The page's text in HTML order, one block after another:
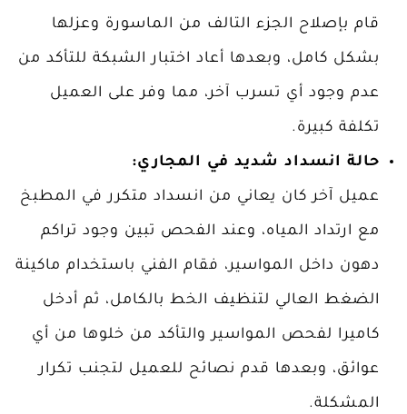
قام بإصلاح الجزء التالف من الماسورة وعزلها
بشكل كامل، وبعدها أعاد اختبار الشبكة للتأكد من
عدم وجود أي تسرب آخر، مما وفر على العميل
تكلفة كبيرة.
حالة انسداد شديد في المجاري:
عميل آخر كان يعاني من انسداد متكرر في المطبخ
مع ارتداد المياه، وعند الفحص تبين وجود تراكم
دهون داخل المواسير، فقام الفني باستخدام ماكينة
الضغط العالي لتنظيف الخط بالكامل، ثم أدخل
كاميرا لفحص المواسير والتأكد من خلوها من أي
عوائق، وبعدها قدم نصائح للعميل لتجنب تكرار
المشكلة.